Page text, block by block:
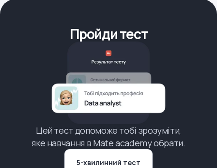
Пройди тест
Цей тест допоможе тобі зрозуміти,
яке навчання в Mate academy обрати.
5-хвилинний тест